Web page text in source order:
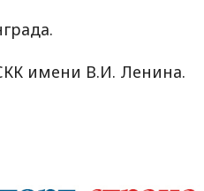
имени В.И. Ленина.